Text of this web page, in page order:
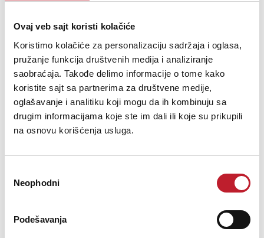
Ovaj veb sajt koristi kolačiće
Koristimo kolačiće za personalizaciju sadržaja i oglasa,
pružanje funkcija društvenih medija i analiziranje
saobraćaja. Takođe delimo informacije o tome kako
koristite sajt sa partnerima za društvene medije,
oglašavanje i analitiku koji mogu da ih kombinuju sa
drugim informacijama koje ste im dali ili koje su prikupili
na osnovu korišćenja usluga.
сагласности
Neophodni
Podešavanja
Dimmable Yes
A+